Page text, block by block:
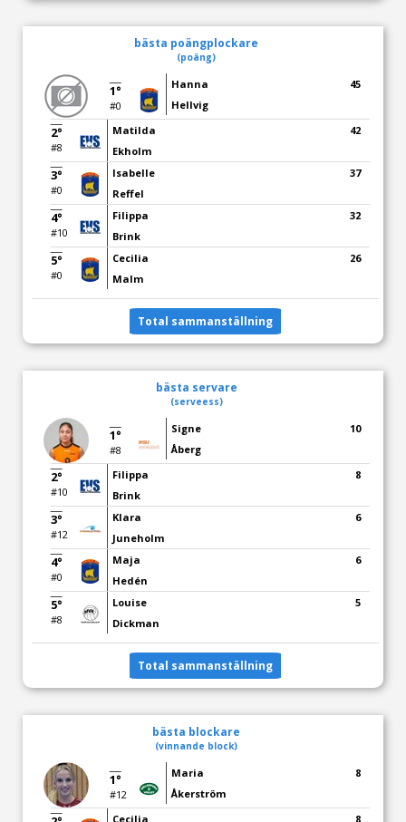
bästa poängplockare
(poäng)
1°
#0
Hanna
Hellvig
45
2°
#8
Matilda
Ekholm
42
3°
#0
Isabelle
Reffel
37
4°
#10
Filippa
Brink
32
5°
#0
Cecilia
Malm
26
Total sammanställning
bästa servare
(serveess)
1°
#8
Signe
Åberg
10
2°
#10
Filippa
Brink
8
3°
#12
Klara
Juneholm
6
4°
#0
Maja
Hedén
6
5°
#8
Louise
Dickman
5
Total sammanställning
bästa blockare
(vinnande block)
1°
#12
Maria
Åkerström
8
Cecilia
8